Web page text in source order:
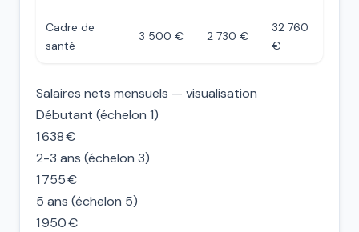
Cadre de
santé
3 500 € 2 730 €
32 760
€
Salaires nets mensuels — visualisation
Débutant (échelon 1)
1 638 €
2-3 ans (échelon 3)
1 755 €
5 ans (échelon 5)
1 950 €